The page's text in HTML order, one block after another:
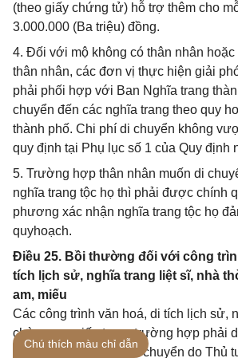
(theo giấy chứng tử) hỗ trợ thêm cho
3.000.000 (Ba triệu) đồng.
4. Đối với mộ không có thân nhân
thân nhân, các đơn vị thực hiện giải
phải phối hợp với Ban Nghĩa trang
chuyển đến các nghĩa trang theo quy
thành phố. Chi phí di chuyển không
quy định tại Phụ lục số 1 của Quy định
5. Trường hợp thân nhân muốn di
nghĩa trang tộc họ thì phải được chính
phương xác nhận nghĩa trang tộc họ
quyhoạch.
Điều 25. Bồi thường đối với công
tích lịch sử, nghĩa trang liệt sĩ, nhà
am, miếu
Các công trình văn hoá, di tích lịch sử,
chùa, am, miếu trong trường hợp phải
bồi thường cho việc di chuyển do Thủ
Chú thích màu chỉ dẫn